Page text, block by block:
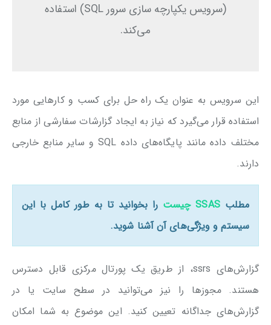
(سرویس یکپارچه سازی سرور SQL) استفاده
می‌کند.
این سرویس به عنوان یک راه حل برای کسب و کارهایی مورد
استفاده قرار می‌گیرد که نیاز به ایجاد گزارشات سفارشی از منابع
مختلف داده مانند پایگاه‌های داده SQL و سایر منابع خارجی
دارند.
مطلبSSAS چیست
را بخوانید تا به طور کامل با این
سیستم و ویژگی‌های آن آشنا شوید.
گزارش‌های ssrs، از طریق یک پورتال مرکزی قابل دسترس
هستند. مجوزها را نیز می‌توانید در سطح سایت یا در
گزارش‌های جداگانه تعیین کنید. این موضوع به شما امکان